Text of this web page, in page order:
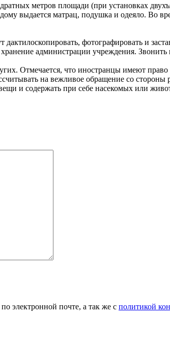
метров площади (при установках
выдается матрац, подушка и одеяло. Во
фотографировать и
администрации учреждения. Звонить
Отмечается, что иностранцы имеют
на вежливое обращение со
и содержать при себе насекомых или
электронной почте, а так же с политикой